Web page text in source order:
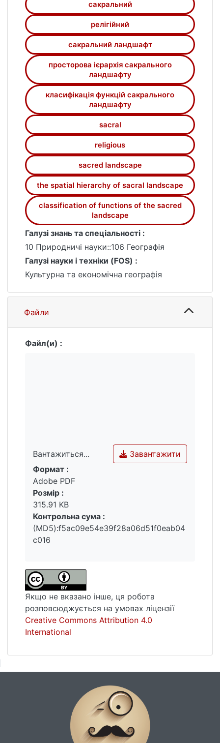
Подано просторово-ієрархічну будову
сакрального ландшафту, де можна
виокремити індивідуальний, локальний
регіональний, національний, глобальний
рівні, розроблено класифікацію його
функцій, що мають
середовищеформувальну роль.
Охарактеризовано політичну, соціальну,
економічну, екологічну функції
сакрального ландшафту.
сакральний
релігійний
сакральний ландшафт
просторова ієрархія сакрального
ландшафту
класифікація функцій сакрального
ландшафту
sacral
religious
sacred landscape
the spatial hierarchy of sacral landscape
classification of functions of the sacred
landscape
Галузі знань та спеціальності :
10 Природничі науки::106 Географія
Галузі науки і техніки (FOS) :
Культурна та економічна географія
Файли
Файл(и) :
Вантажиться...
Вантажиться...
Завантажити
Формат :
Adobe PDF
Розмір :
315.91 KB
Контрольна сума :
(MD5):f5ac09e54e39f28a06d51f0eab04
c016
Якщо не вказано інше, ця робота
розповсюджується на умовах ліцензії
Creative Commons Attribution 4.0
International